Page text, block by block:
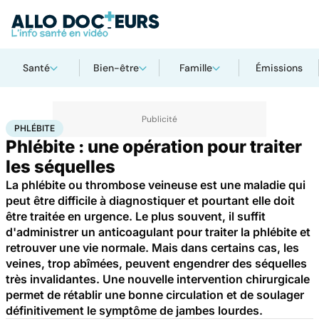
Santé Bien-être Famille Émissions
AccueilSanté
PHLÉBITE
Phlébite : une opération pour traiter
les séquelles
La phlébite ou thrombose veineuse est une maladie qui
peut être difficile à diagnostiquer et pourtant elle doit
être traitée en urgence. Le plus souvent, il suffit
d'administrer un anticoagulant pour traiter la phlébite et
retrouver une vie normale. Mais dans certains cas, les
veines, trop abîmées, peuvent engendrer des séquelles
très invalidantes. Une nouvelle intervention chirurgicale
permet de rétablir une bonne circulation et de soulager
définitivement le symptôme de jambes lourdes.